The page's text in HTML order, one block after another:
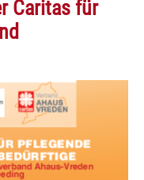
Caritas für